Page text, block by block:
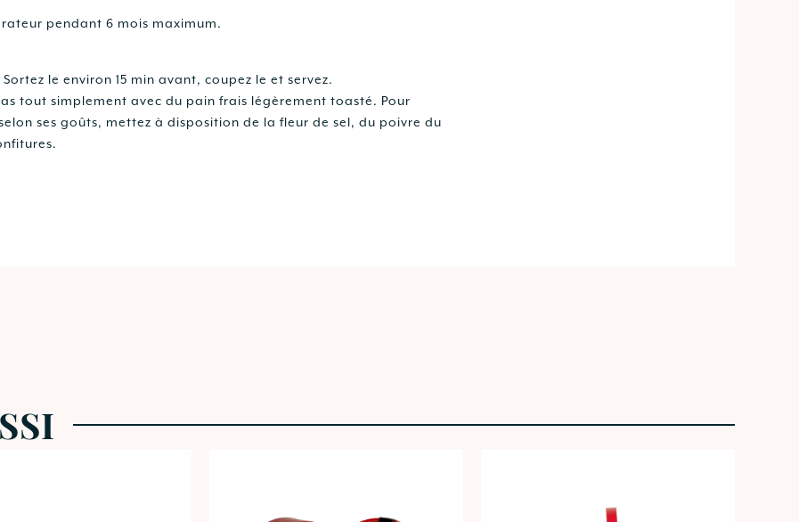
pendant 6 mois maximum.
le environ 15 min avant, coupez le et servez.
tout simplement avec du pain frais légèrement toasté. Pour
ses goûts, mettez à disposition de la fleur de sel, du poivre du